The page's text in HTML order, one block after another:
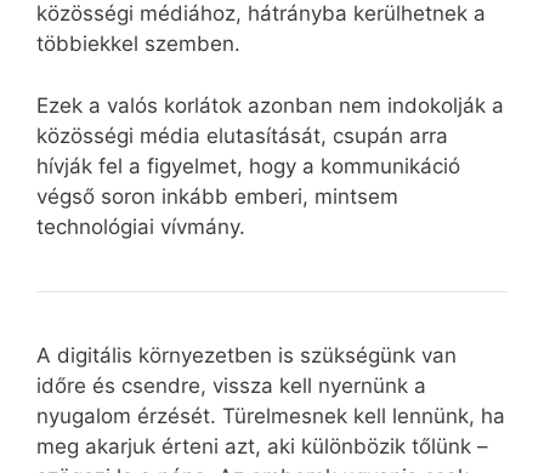
közösségi médiához, hátrányba kerülhetnek a
többiekkel szemben.
Ezek a valós korlátok azonban nem indokolják a
közösségi média elutasítását, csupán arra
hívják fel a figyelmet, hogy a kommunikáció
végső soron inkább emberi, mintsem
technológiai vívmány.
A digitális környezetben is szükségünk van
időre és csendre, vissza kell nyernünk a
nyugalom érzését. Türelmesnek kell lennünk, ha
meg akarjuk érteni azt, aki különbözik tőlünk –